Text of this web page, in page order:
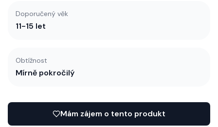
Doporučený věk
11-15 let
Obtížnost
Mírně pokročilý
Mám zájem o tento produkt